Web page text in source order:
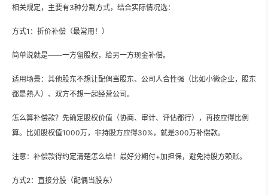
相关规定，主要有3种分割方式，结合实际情况选：
方式1：折价补偿（最常用！）
简单说就是——一方留股权，给另一方现金补偿。
适用场景：其他股东不想让配偶当股东、公司人合性强（比如小微企业，股东
都是熟人）、双方不想一起经营公司。
怎么算补偿款？先确定股权价值（协商、审计、评估都行），再按应得比例
算。比如股权值1000万，非持股方应得30%，就是300万补偿款。
注意：补偿款得约定清楚怎么给！最好分期付+加担保，避免持股方赖账。
方式2：直接分股（配偶当股东）